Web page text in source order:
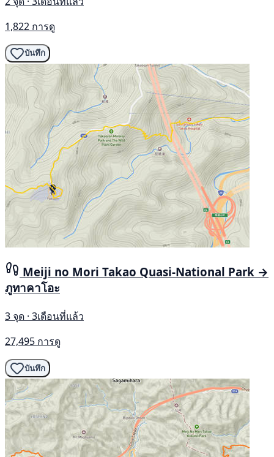
1,822 การดู
บันทึก
Meiji no Mori Takao Quasi-National Park →
ภูทาคาโอะ
3 จุด · 3เดือนที่แล้ว
27,495 การดู
บันทึก